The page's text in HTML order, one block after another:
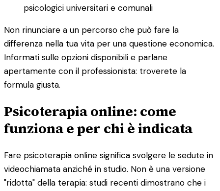
psicologici universitari e comunali
Non rinunciare a un percorso che può fare la
differenza nella tua vita per una questione economica.
Informati sulle opzioni disponibili e parlane
apertamente con il professionista: troverete la
formula giusta.
Psicoterapia online: come
funziona e per chi è indicata
Fare psicoterapia online significa svolgere le sedute in
videochiamata anziché in studio. Non è una versione
"ridotta" della terapia: studi recenti dimostrano che i